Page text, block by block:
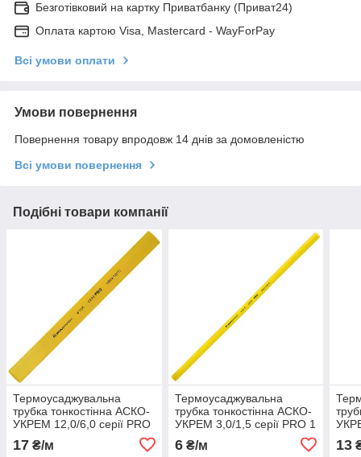
Безготівковий на картку Приватбанку (Приват24)
Оплата картою Visa, Mastercard - WayForPay
Всі умови оплати
Умови повернення
Повернення товару впродовж 14 днів за домовленістю
Всі умови повернення
Подібні товари компанії
Термоусаджувальна
трубка тонкостінна АСКО-
УКРЕМ 12,0/6,0 серії PRO
(A0150040525)
17 ₴/м
Термоусаджувальна
трубка тонкостінна АСКО-
УКРЕМ 3,0/1,5 серії PRO 1
(A0150040459)
6₴/м 13